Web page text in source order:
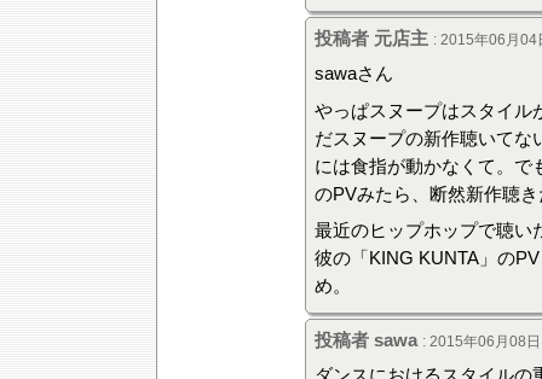
投稿者 元店主 : 2015年06月04
sawaさん
やっぱスヌープはスタイル
だスヌープの新作聴いてな
には食指が動かなくて。で
のPVみたら、断然新作聴
最近のヒップホップで聴い
彼の「KING KUNTA」の
め。
投稿者 sawa : 2015年06月08